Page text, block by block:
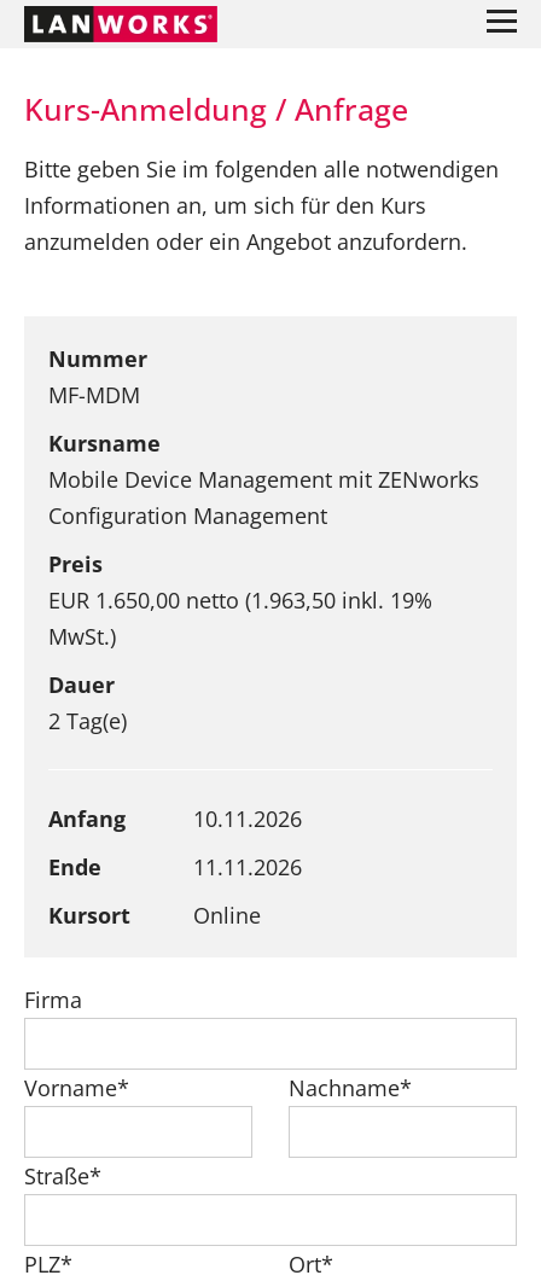
Kurs-Anmeldung / Anfrage
Bitte geben Sie im folgenden alle notwendigen
Informationen an, um sich für den Kurs
anzumelden oder ein Angebot anzufordern.
Firma
Vorname* Nachname*
Straße*
PLZ* Ort*
Nummer
MF-MDM
Kursname
Mobile Device Management mit ZENworks
Configuration Management
Preis
EUR 1.650,00 netto (1.963,50 inkl. 19%
MwSt.)
Dauer
2 Tag(e)
Anfang
10.11.2026
Ende
11.11.2026
Kursort
Online